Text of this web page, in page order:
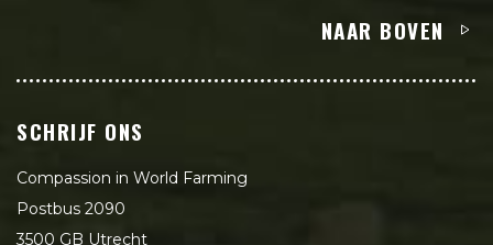
NAAR BOVEN
SCHRIJF ONS
Compassion in World Farming
Postbus 2090
3500 GB Utrecht